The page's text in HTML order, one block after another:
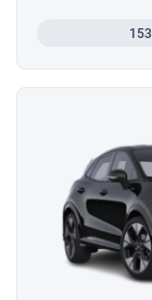
153